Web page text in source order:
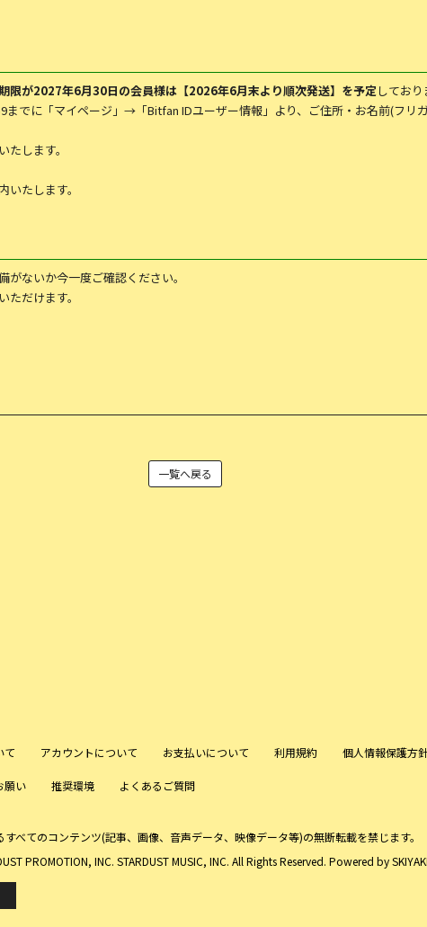
限が2027年6月30日の会員様は【2026年6月末より順次発送】を予定してお
までに「マイページ」→「Bitfan IDユーザー情報」より、ご住所・お名前(フリ
します。
たします。
ないか今一度ご確認ください。
ただけます。
一覧へ戻る
て アカウントについて お支払いについて 利用規約 個人情報保護方
願い 推奨環境 よくあるご質問
すべてのコンテンツ(記事、画像、音声データ、映像データ等)の無断転載を禁じます。
PROMOTION, INC. STARDUST MUSIC, INC. All Rights Reserved. Powered by